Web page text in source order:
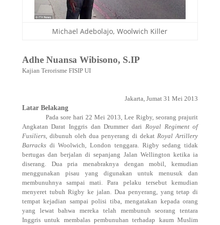
Michael Adebolajo, Woolwich Killer
Adhe Nuansa Wibisono, S.IP
Kajian Terorisme FISIP UI
Jakarta, Jumat 31 Mei 2013
Latar Belakang
Pada sore hari 22 Mei 2013, Lee Rigby, seorang prajurit
Angkatan Darat Inggris dan Drummer dari Royal Regiment of
Fusiliers, dibunuh oleh dua penyerang di dekatRoyal Artillery
Barracksdi Woolwich, London tenggara. Rigby sedang tidak
bertugas dan berjalan di sepanjang Jalan Wellington ketika ia
diserang. Dua pria menabraknya dengan mobil, kemudian
menggunakan pisau yang digunakan untuk menusuk dan
membunuhnya sampai mati. Para pelaku tersebut kemudian
menyeret tubuh Rigby ke jalan. Dua penyerang, yang tetap di
tempat kejadian sampai polisi tiba, mengatakan kepada orang
yang lewat bahwa mereka telah membunuh seorang tentara
Inggris untuk membalas pembunuhan terhadap kaum Muslim